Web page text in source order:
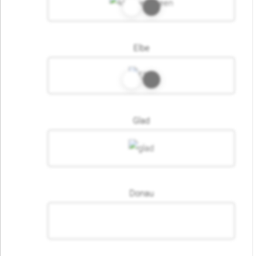
Elbe
Glad
Donau